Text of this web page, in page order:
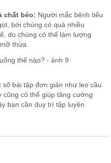
chất béo: Người mắc bệnh tiểu
bởi chúng có quá nhiều
do chúng có thể làm lượng
thừa.
số bài tập đơn giản như leo cầu
cũng có thể giúp tăng cường
bạn cần duy trì tập luyện